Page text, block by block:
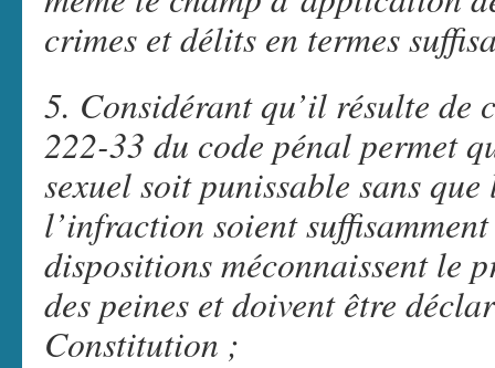
crimes et délits en termes
5. Considérant qu’il résulte de
222-33 du code pénal permet
sexuel soit punissable sans
l’infraction soient
dispositions méconnaissent le
des peines et doivent être
Constitution ;